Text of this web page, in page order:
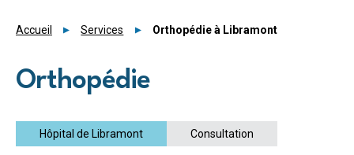
Accueil Services Orthopédie à Libramont
Orthopédie
Hôpital de Libramont Consultation